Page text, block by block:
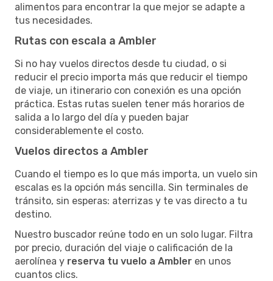
alimentos para encontrar la que mejor se adapte a
tus necesidades.
Rutas con escala a Ambler
Si no hay vuelos directos desde tu ciudad, o si
reducir el precio importa más que reducir el tiempo
de viaje, un itinerario con conexión es una opción
práctica. Estas rutas suelen tener más horarios de
salida a lo largo del día y pueden bajar
considerablemente el costo.
Vuelos directos a Ambler
Cuando el tiempo es lo que más importa, un vuelo sin
escalas es la opción más sencilla. Sin terminales de
tránsito, sin esperas: aterrizas y te vas directo a tu
destino.
Nuestro buscador reúne todo en un solo lugar. Filtra
por precio, duración del viaje o calificación de la
aerolínea y reserva tu vuelo a Ambler en unos
cuantos clics.